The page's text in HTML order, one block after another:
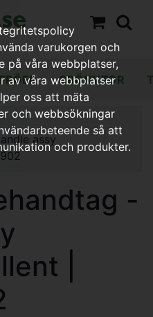
GRÖNYTOR
assy
-
|
varukorgen och
på våra webbplatser,
av våra webbplatser
oss att mäta
och webbsökningar
så att
och produkter.